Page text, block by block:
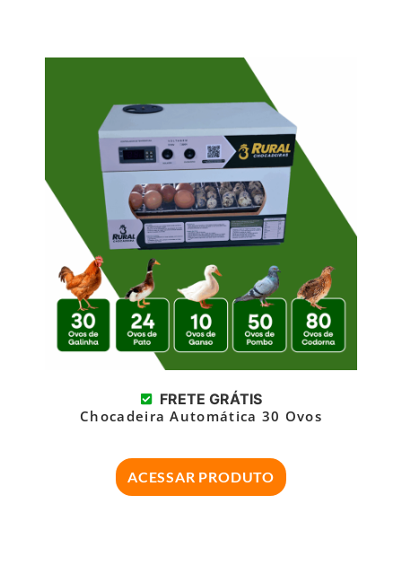
FRETE GRÁTIS
Chocadeira Automática 30 Ovos
ACESSAR PRODUTO